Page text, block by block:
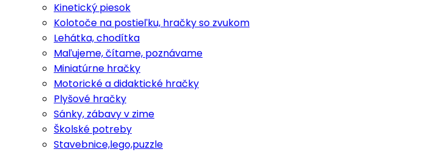
Kinetický piesok
Kolotoče na postieľku, hračky so zvukom
Lehátka, chodítka
Maľujeme, čítame, poznávame
Miniatúrne hračky
Motorické a didaktické hračky
Plyšové hračky
Sánky, zábavy v zime
Školské potreby
Stavebnice,lego,puzzle